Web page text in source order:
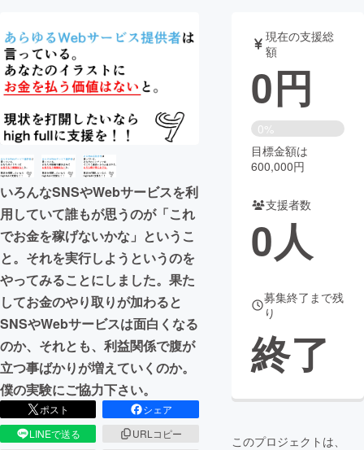
テクノロジー・ガジェット
映像・映画 書籍・雑誌
ビジネス・起業 チャレンジ
まちづくり・地域活性化
CAMPFIRE for Social Good
CAMPFIRE Creation
CAMPFIREふるさと納税machi-ya コミュニティ
いろんなSNSやWebサービスを利
用していて誰もが思うのが「これ
でお金を稼げないかな」というこ
と。それを実行しようというのを
やってみることにしました。果た
してお金のやり取りが加わると
SNSやWebサービスは面白くなる
のか、それとも、利益関係で腹が
立つ事ばかりが増えていくのか。
僕の実験にご協力下さい。
ポスト
シェア
LINEで送る
URLコピー
現在の支援総
額
0円
0%
目標金額は
600,000円
支援者数
0人
募集終了まで残
り
終了
このプロジェクトは、